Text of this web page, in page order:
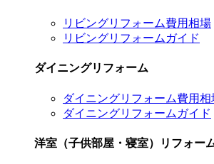
リビングリフォーム費用相場
リビングリフォームガイド
ダイニングリフォーム
ダイニングリフォーム費用相
ダイニングリフォームガイド
洋室（子供部屋・寝室）リフォー